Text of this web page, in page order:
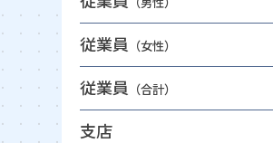
従業員 （女性）
従業員 （合計）
支店